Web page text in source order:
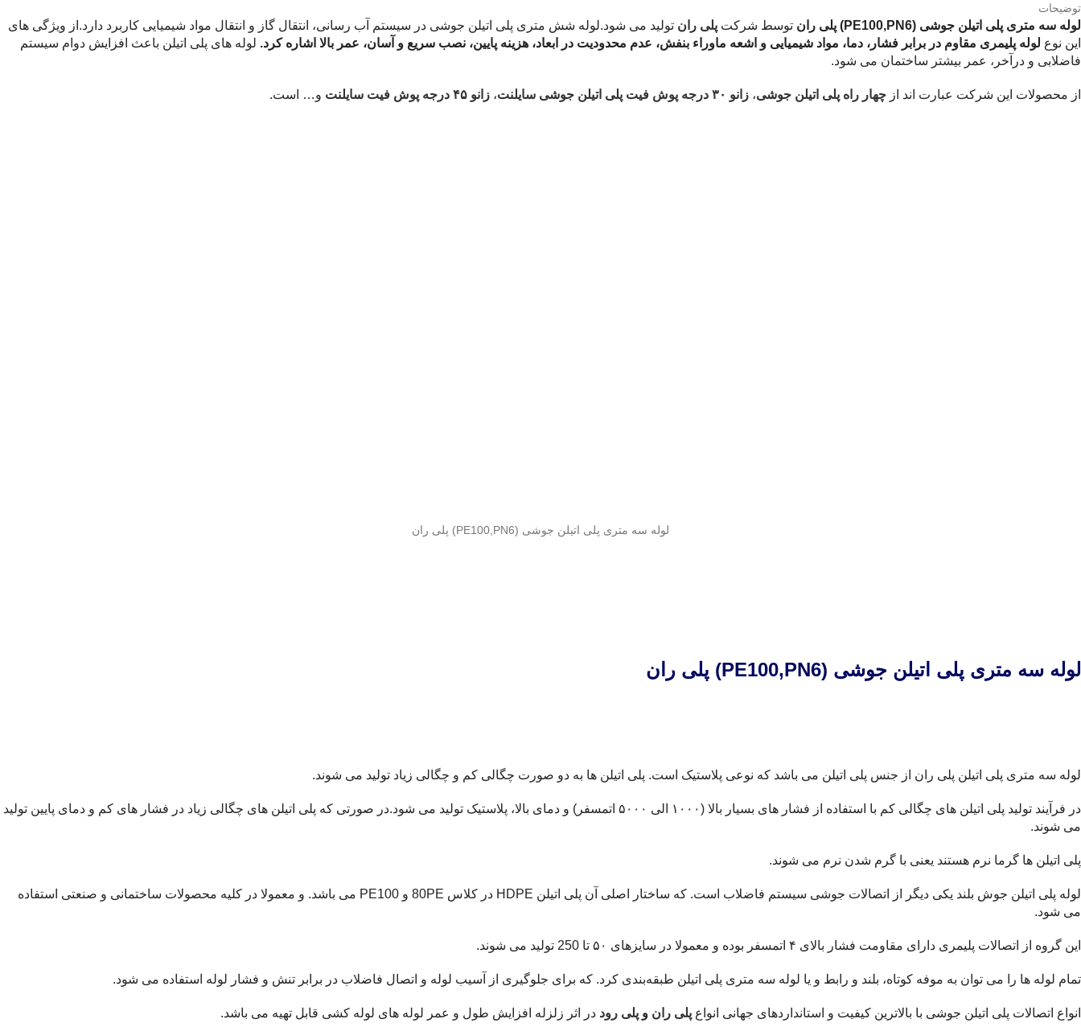
توضیحات
لوله سه متری پلی اتیلن جوشی (PE100,PN6) پلی ران توسط شرکت پلی ران تولید می شود.لوله شش متری پلی اتیلن جوشی در سیستم آب رسانی، انتقال گاز و انتقال مواد شیمیایی کاربرد دارد. از ویژگی های
این نوع لوله پلیمری مقاوم در برابر فشار، دما، مواد شیمیایی و اشعه ماوراء بنفش، عدم محدودیت در ابعاد، هزینه پایین، نصب سریع و آسان، عمر بالا اشاره کرد. لوله های پلی اتیلن باعث افزایش دوام سیستم
فاضلابی و درآخر، عمر بیشتر ساختمان می شود.
از محصولات این شرکت عبارت اند از چهار راه پلی اتیلن جوشی، زانو ۳۰ درجه پوش فیت پلی اتیلن جوشی سایلنت ، زانو ۴۵ درجه پوش فیت سایلنت و… است.
لوله سه متری پلی اتیلن جوشی (PE100,PN6) پلی ران
لوله سه متری پلی اتیلن جوشی (PE100,PN6) پلی ران
لوله سه متری پلی اتیلن پلی ران از جنس پلی اتیلن می باشد که نوعی پلاستیک است. پلی اتیلن ها به دو صورت چگالی کم و چگالی زیاد تولید می شوند.
در فرآیند تولید پلی اتیلن های چگالی کم با استفاده از فشار های بسیار بالا (۱۰۰۰ الی ۵۰۰۰ اتمسفر) و دمای بالا، پلاستیک تولید می شود.در صورتی که پلی اتیلن های چگالی زیاد در فشار های کم و دمای پایین تولید
می شوند.
پلی اتیلن ها گرما نرم هستند یعنی با گرم شدن نرم می شوند.
لوله پلی اتیلن جوش بلند یکی دیگر از اتصالات جوشی سیستم فاضلاب است. که ساختار اصلی آن پلی اتیلن HDPE در کلاس 80PE و PE100 می باشد. و معمولا در کلیه محصولات ساختمانی و صنعتی استفاده
می شود.
این گروه از اتصالات پلیمری دارای مقاومت فشار بالای ۴ اتمسفر بوده و معمولا در سایزهای ۵۰ تا 250 تولید می شوند.
تمام لوله ها را می توان به موفه کوتاه، بلند و رابط و یا لوله سه متری پلی اتیلن طبقه‌بندی کرد. که برای جلوگیری از آسیب لوله و اتصال فاضلاب در برابر تنش و فشار لوله استفاده می شود.
انواع اتصالات پلی اتیلن جوشی با بالاترین کیفیت و استانداردهای جهانی انواع پلی ران و پلی رود در اثر زلزله افزایش طول و عمر لوله های لوله کشی قابل تهیه می باشد.